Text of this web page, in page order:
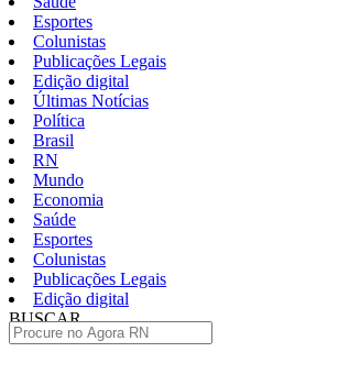
Esportes
Colunistas
Publicações Legais
Edição digital
Últimas Notícias
Política
Brasil
RN
Mundo
Economia
Saúde
Esportes
Colunistas
Publicações Legais
Edição digital
BUSCAR